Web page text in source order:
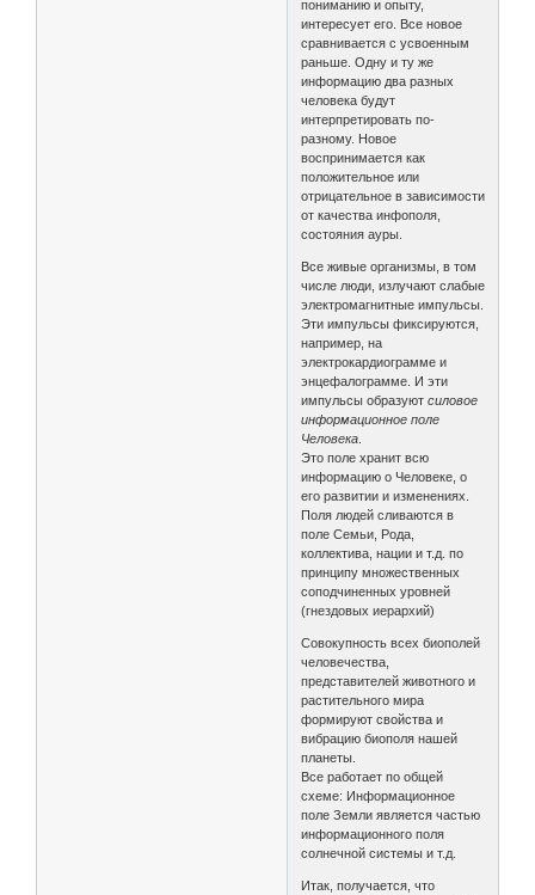
пониманию и опыту,
интересует его. Все новое
сравнивается с усвоенным
раньше. Одну и ту же
информацию два разных
человека будут
интерпретировать по-
разному. Новое
воспринимается как
положительное или
отрицательное в зависимости
от качества инфополя,
состояния ауры.
Все живые организмы, в том
числе люди, излучают слабые
электромагнитные импульсы.
Эти импульсы фиксируются,
например, на
электрокардиограмме и
энцефалограмме. И эти
импульсы образуютсиловое
информационное поле
Человека
Это поле хранит всю
информацию о Человеке, о
его развитии и изменениях.
Поля людей сливаются в
поле Семьи, Рода,
коллектива, нации и т.д. по
принципу множественных
соподчиненных уровней
(гнездовых иерархий)
Совокупность всех биополей
человечества,
представителей животного и
растительного мира
формируют свойства и
вибрацию биополя нашей
планеты.
Все работает по общей
схеме: Информационное
поле Земли является частью
информационного поля
солнечной системы и т.д.
Итак, получается, что